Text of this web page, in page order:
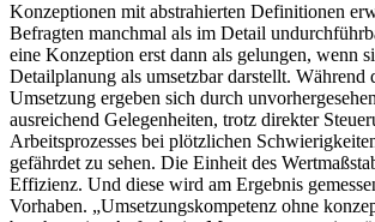
Konzeptionen mit abstrahierten Definitionen
Befragten manchmal als im Detail
eine Konzeption erst dann als gelungen, wenn
Detailplanung als umsetzbar darstellt. Während
Umsetzung ergeben sich durch
ausreichend Gelegenheiten, trotz direkter
Arbeitsprozesses bei plötzlichen
gefährdet zu sehen. Die Einheit des
Effizienz. Und diese wird am Ergebnis
Vorhaben. „Umsetzungskompetenz ohne